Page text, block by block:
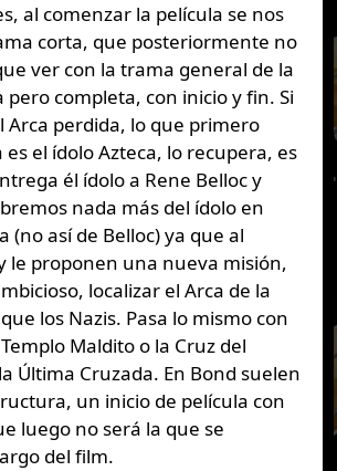
al comenzar la película se nos
corta, que posteriormente no
ver con la trama general de la
pero completa, con inicio y fin. Si
Arca perdida, lo que primero
el ídolo Azteca, lo recupera, es
él ídolo a Rene Belloc y
nada más del ídolo en
(no así de Belloc) ya que al
le proponen una nueva misión,
localizar el Arca de la
los Nazis. Pasa lo mismo con
Maldito o la Cruz del
Última Cruzada. En Bond suelen
un inicio de película con
luego no será la que se
del film.